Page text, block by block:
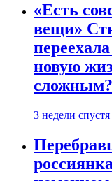
«Есть
вещи»
новую
сложным?
3 недели спустя